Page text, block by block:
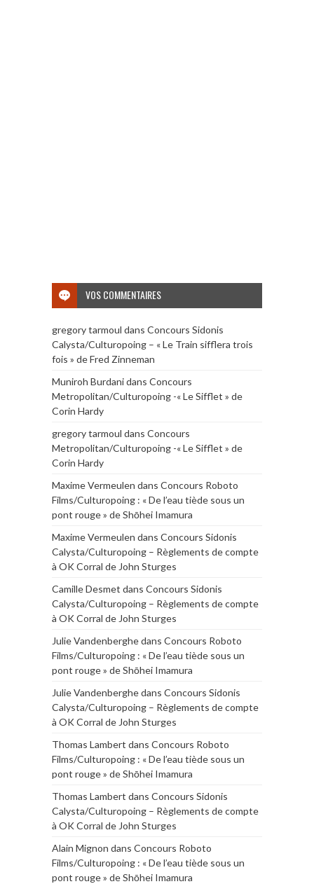
VOS COMMENTAIRES
gregory tarmoul dans Concours Sidonis
Calysta/Culturopoing – « Le Train sifflera trois
fois » de Fred Zinneman
Muniroh Burdanidans Concours
Metropolitan/Culturopoing -« Le Sifflet » de
Corin Hardy
gregory tarmoul dans Concours
Metropolitan/Culturopoing -« Le Sifflet » de
Corin Hardy
Maxime Vermeulen dans Concours Roboto
Films/Culturopoing : « De l’eau tiède sous un
pont rouge » de Shōhei Imamura
Maxime Vermeulen dans Concours Sidonis
Calysta/Culturopoing – Règlements de compte
à OK Corral de John Sturges
Camille Desmet dans Concours Sidonis
Calysta/Culturopoing – Règlements de compte
à OK Corral de John Sturges
Julie Vandenberghedans Concours Roboto
Films/Culturopoing : « De l’eau tiède sous un
pont rouge » de Shōhei Imamura
Julie Vandenberghedans Concours Sidonis
Calysta/Culturopoing – Règlements de compte
à OK Corral de John Sturges
Thomas Lambert dans Concours Roboto
Films/Culturopoing : « De l’eau tiède sous un
pont rouge » de Shōhei Imamura
Thomas Lambert dans Concours Sidonis
Calysta/Culturopoing – Règlements de compte
à OK Corral de John Sturges
Alain Mignon dans Concours Roboto
Films/Culturopoing : « De l’eau tiède sous un
pont rouge » de Shōhei Imamura